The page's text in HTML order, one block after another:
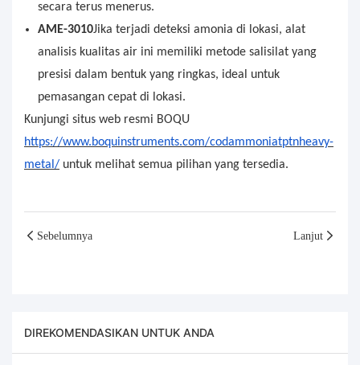
secara terus menerus.
AME-3010Jika terjadi deteksi amonia di lokasi, alat
analisis kualitas air ini memiliki metode salisilat yang
presisi dalam bentuk yang ringkas, ideal untuk
pemasangan cepat di lokasi.
Kunjungi situs web resmi BOQU
https://www.boquinstruments.com/codammoniatptnheavy-
metal/ untuk melihat semua pilihan yang tersedia.
Sebelumnya Lanjut
DIREKOMENDASIKAN UNTUK ANDA